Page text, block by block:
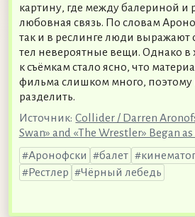
картину, где между балериной и
любовная связь. По словам
так и в реслинге люди
тел невероятные вещи. Однако в
к съёмкам стало ясно, что
фильма слишком много,
разделить.
Источник: Collider / Darren
Swan» and «The Wrestler» Began
Аронофски
балет
Рестлер
Чёрный лебедь